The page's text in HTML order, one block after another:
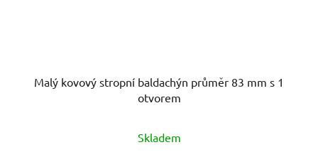
Malý kovový stropní baldachýn průměr 83 mm s 1
otvorem
Skladem